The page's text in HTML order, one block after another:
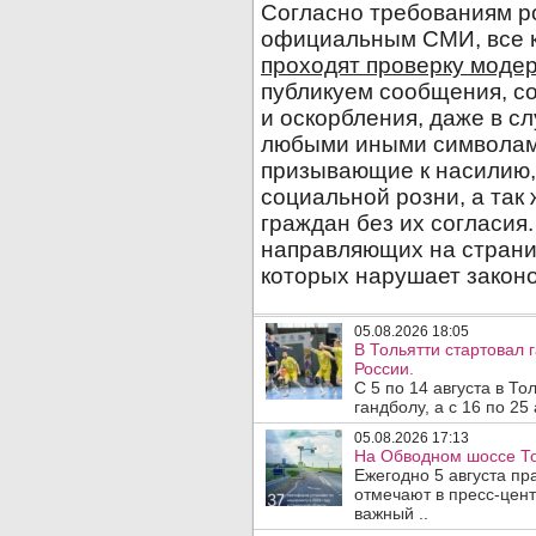
05.08.2026 18:05
В Тольятти
России.
С 5 по 14 августа в
гандболу, а с 16 по
05.08.2026 17:13
На Обводном шоссе
Ежегодно 5 августа
отмечают в пресс-
важный ..